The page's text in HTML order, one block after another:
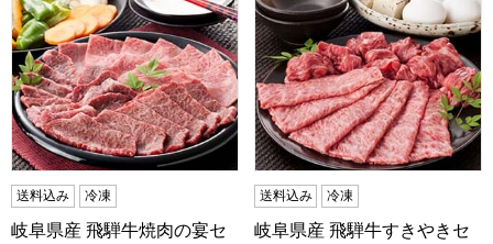
送料込み 冷凍
岐阜県産 飛騨牛焼肉の宴セ
送料込み 冷凍
岐阜県産 飛騨牛すきやきセ